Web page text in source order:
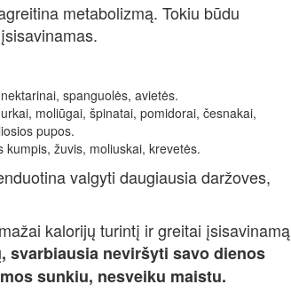
metabolizmą. Tokiu būdu
spanguolės, avietės.
moliūgai, špinatai, pomidorai, česnakai,
pupos.
žuvis, moliuskai, krevetės.
valgyti daugiausia daržoves,
kalorijų turintį ir greitai įsisavinamą
svarbiausia neviršyti savo dienos
sunkiu, nesveiku maistu.